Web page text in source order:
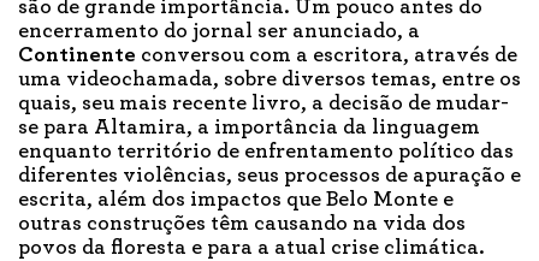
são de grande importância. Um pouco antes do
encerramento do jornal ser anunciado, a
Continente conversou com a escritora, através de
uma videochamada, sobre diversos temas, entre os
quais, seu mais recente livro, a decisão de mudar-
se para Altamira, a importância da linguagem
enquanto território de enfrentamento político das
diferentes violências, seus processos de apuração e
escrita, além dos impactos que Belo Monte e
outras construções têm causando na vida dos
povos da floresta e para a atual crise climática.